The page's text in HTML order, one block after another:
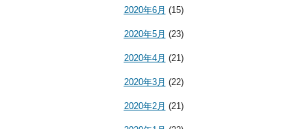
2020年6月 (15)
2020年5月 (23)
2020年4月 (21)
2020年3月 (22)
2020年2月 (21)